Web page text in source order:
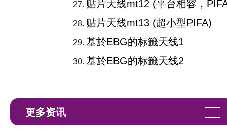
贴片天线mt12 (平台相容，
贴片天线mt13 (超小型PIFA)
基於EBG的标籤天线1
基於EBG的标籤天线2
更多资讯